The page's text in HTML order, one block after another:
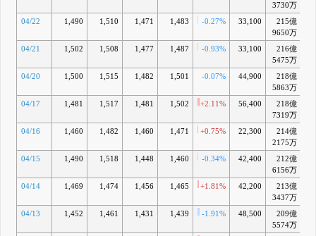
3730万
04/22 1,490 1,510 1,471 1,483 -0.27% 33,100
215億
9650万
04/21 1,502 1,508 1,477 1,487 -0.93% 33,100
216億
5475万
04/20 1,500 1,515 1,482 1,501 -0.07% 44,900
218億
5863万
04/17 1,481 1,517 1,481 1,502 +2.11% 56,400
218億
7319万
04/16 1,460 1,482 1,460 1,471 +0.75% 22,300
214億
2175万
04/15 1,490 1,518 1,448 1,460 -0.34% 42,400
212億
6156万
04/14 1,469 1,474 1,456 1,465 +1.81% 42,200
213億
3437万
04/13 1,452 1,461 1,431 1,439 -1.91% 48,500
209億
5574万